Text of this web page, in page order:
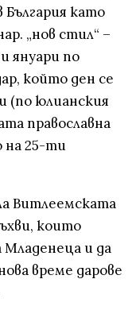
България като
„нов стил“ –
януари по
който ден се
(по юлианския
православна
на 25-ти
Витлеемската
които
Младенеца и да
време дарове